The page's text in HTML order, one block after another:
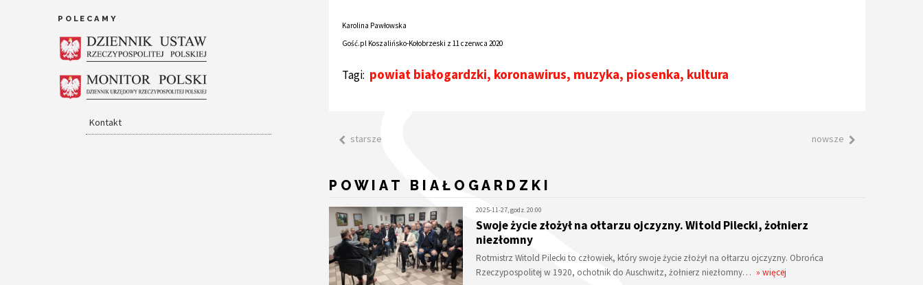
Karolina Pawłowska
Gość.pl Koszalińsko-Kołobrzeski z 11 czerwca 2020
Tagi: powiat białogardzki, koronawirus, muzyka, piosenka, kultura
starsze nowsze
POWIAT BIAŁOGARDZKI
2025-11-27, godz. 20:00
Swoje życie złożył na ołtarzu ojczyzny. Witold Pilecki, żołnierz
niezłomny
Rotmistrz Witold Pilecki to człowiek, który swoje życie złożył na ołtarzu ojczyzny. Obrońca
Rzeczypospolitej w 1920, ochotnik do Auschwitz, żołnierz niezłomny… » więcej
POLECAMY
Kontakt